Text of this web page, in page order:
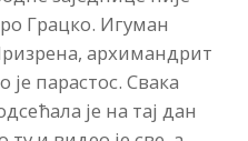
Грацко. Игуман
архимандрит
парастос. Свака
је на тај дан